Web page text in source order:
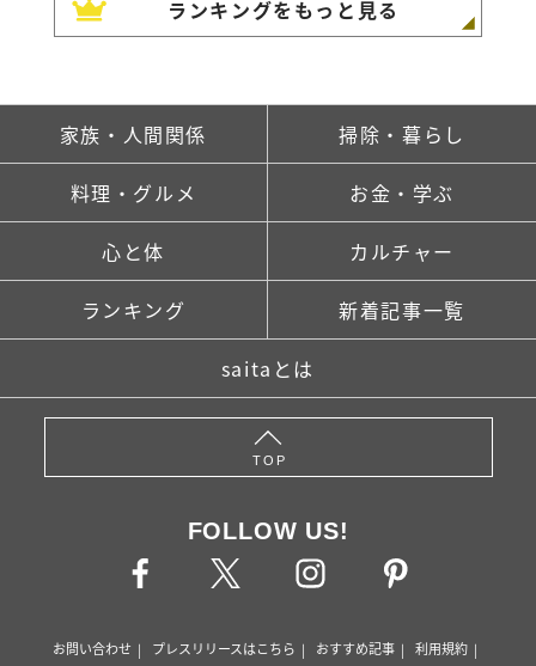
ランキングをもっと見る
家族・人間関係 掃除・暮らし
料理・グルメ お金・学ぶ
心と体 カルチャー
ランキング 新着記事一覧
saitaとは
TOP
FOLLOW US!
お問い合わせ プレスリリースはこちら おすすめ記事
利用規約